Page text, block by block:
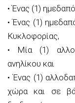
• Ένας (1)
• Ένας (1)
Κυκλοφορίας,
• Μία (1)
ανηλίκου και
• Ένας (1)
χώρα και σε